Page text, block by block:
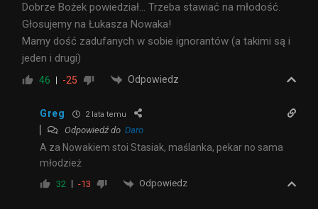
Dobrze Bożek powiedział… Trzeba stawiać na młodość.
Głosujemy na Łukasza Nowaka!
Mamy dość zadufanych w sobie ignorantów (a takimi są i
jeden i drugi)
46 -25 Odpowiedz
Greg 2 lata temu
Odpowiedź do Daro
A za Nowakiem stoi Stasiak, maślanka, pekar no sama
młodzież
32 -13 Odpowiedz